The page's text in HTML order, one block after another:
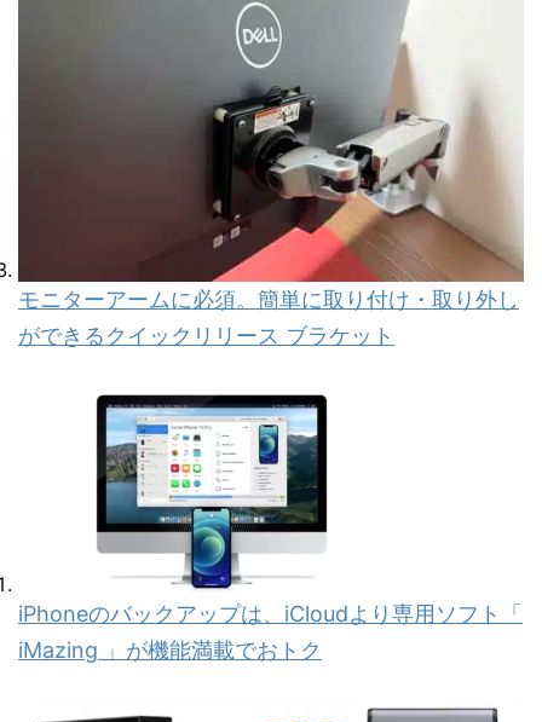
モニターアームに必須。簡単に取り付け・取り外し
ができるクイックリリース ブラケット
iPhoneのバックアップは、iCloudより専用ソフト「
iMazing 」が機能満載でおトク